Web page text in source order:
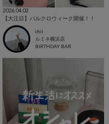
2026.04.02
【大注目】パルクロウィーク開催！！
chii
ルミネ横浜店
BIRTHDAY BAR